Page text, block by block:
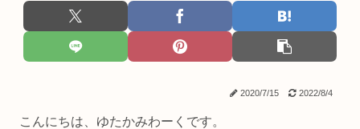
2020/7/15 2022/8/4
こんにちは、ゆたかみわーくです。